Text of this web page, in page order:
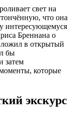
свет на
что она
интересующемуся
Бреннана о
в открытый
бы
затем
которые
экскурс